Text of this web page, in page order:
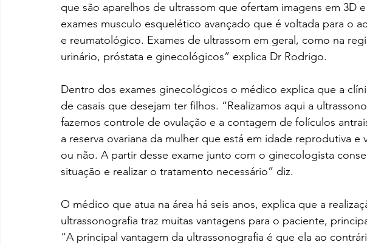
que são aparelhos de ultrassom que ofertam imagens em 3D
exames musculo esquelético avançado que é voltada para o
e reumatológico. Exames de ultrassom em geral, como na
urinário, próstata e ginecológicos” explica Dr Rodrigo.
Dentro dos exames ginecológicos o médico explica que a
de casais que desejam ter filhos. “Realizamos aqui a
fazemos controle de ovulação e a contagem de folículos
a reserva ovariana da mulher que está em idade reprodutiva e
ou não. A partir desse exame junto com o ginecologista
situação e realizar o tratamento necessário” diz.
O médico que atua na área há seis anos, explica que a
ultrassonografia traz muitas vantagens para o paciente,
“A principal vantagem da ultrassonografia é que ela ao